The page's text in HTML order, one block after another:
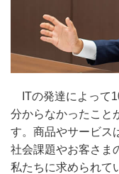
ITの発達によって
分からなかったこと
す。商品やサービス
社会課題やお客さま
私たちに求められて